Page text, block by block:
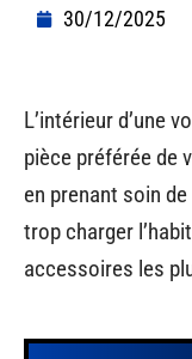
30/12/2025
L’intérieur d’une
pièce préférée de
en prenant soin
trop charger
accessoires les